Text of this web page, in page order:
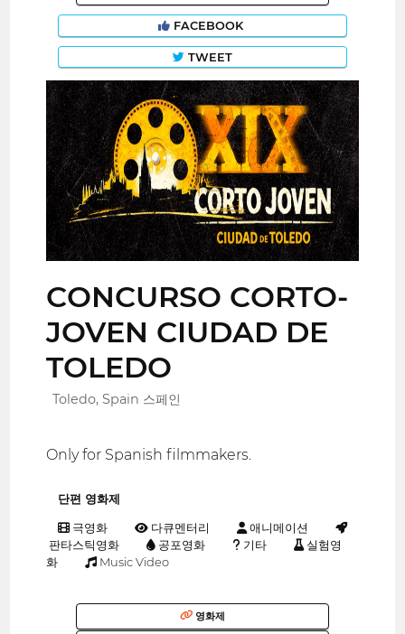
FACEBOOK
TWEET
CONCURSO CORTO-
JOVEN CIUDAD DE
TOLEDO
Toledo, Spain 스페인
Only for Spanish filmmakers.
단편 영화제
극영화 다큐멘터리
애니메이션
판타스틱영화
공포영화 기타
실험영
화
Music Video
영화제